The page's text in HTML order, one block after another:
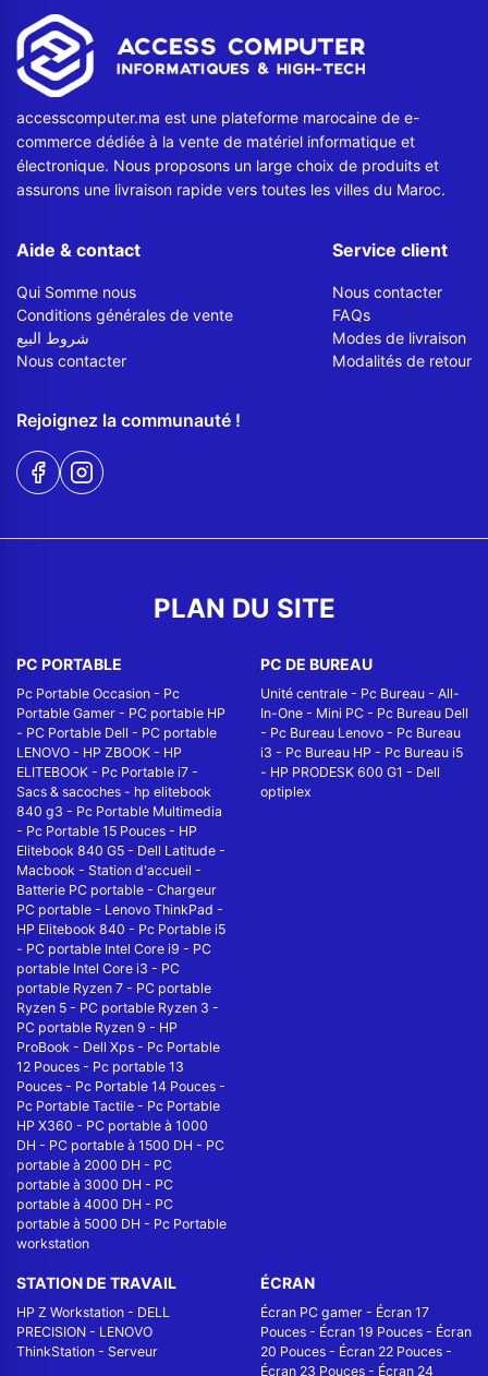
accesscomputer.ma est une plateforme marocaine de e-
commerce dédiée à la vente de matériel informatique et
électronique. Nous proposons un large choix de produits et
assurons une livraison rapide vers toutes les villes du Maroc.
Aide & contact
Qui Somme nous
Conditions générales de vente
شروط البيع
Nous contacter
Service client
Nous contacter
FAQs
Modes de livraison
Modalités de retour
Rejoignez la communauté !
PLAN DU SITE
PC PORTABLE
Pc Portable Occasion - Pc
Portable Gamer - PC portable HP
- PC Portable Dell - PC portable
LENOVO - HP ZBOOK - HP
ELITEBOOK - Pc Portable i7 -
Sacs & sacoches - hp elitebook
840 g3 - Pc Portable Multimedia
- Pc Portable 15 Pouces - HP
Elitebook 840 G5 - Dell Latitude -
Macbook - Station d'accueil -
Batterie PC portable - Chargeur
PC portable - Lenovo ThinkPad -
HP Elitebook 840 - Pc Portable i5
- PC portable Intel Core i9 - PC
portable Intel Core i3 - PC
portable Ryzen 7 - PC portable
Ryzen 5 - PC portable Ryzen 3 -
PC portable Ryzen 9 - HP
ProBook - Dell Xps - Pc Portable
12 Pouces - Pc portable 13
Pouces - Pc Portable 14 Pouces -
Pc Portable Tactile - Pc Portable
HP X360 - PC portable à 1000
DH - PC portable à 1500 DH - PC
portable à 2000 DH - PC
portable à 3000 DH - PC
portable à 4000 DH - PC
portable à 5000 DH - Pc Portable
workstation
PC DE BUREAU
Unité centrale - Pc Bureau - All-
In-One - Mini PC - Pc Bureau Dell
- Pc Bureau Lenovo - Pc Bureau
i3 - Pc Bureau HP - Pc Bureau i5
- HP PRODESK 600 G1 - Dell
optiplex
STATION DE TRAVAIL
HP Z Workstation - DELL
PRECISION - LENOVO
ThinkStation - Serveur
ÉCRAN
Écran PC gamer - Écran 17
Pouces - Écran 19 Pouces - Écran
20 Pouces - Écran 22 Pouces -
Écran 23 Pouces - Écran 24